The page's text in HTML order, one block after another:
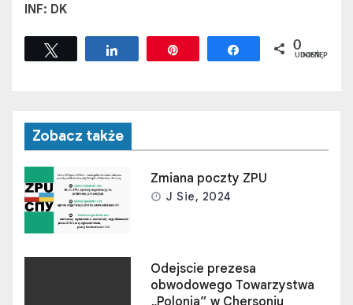
INF: DK
Udostępnij Udostępnij
0
UDOSTĘPNIEŃ
Zobacz także
Zmiana poczty ZPU
J Sie, 2024
Odejscie prezesa
obwodowego Towarzystwa
„Polonia” w Chersoniu